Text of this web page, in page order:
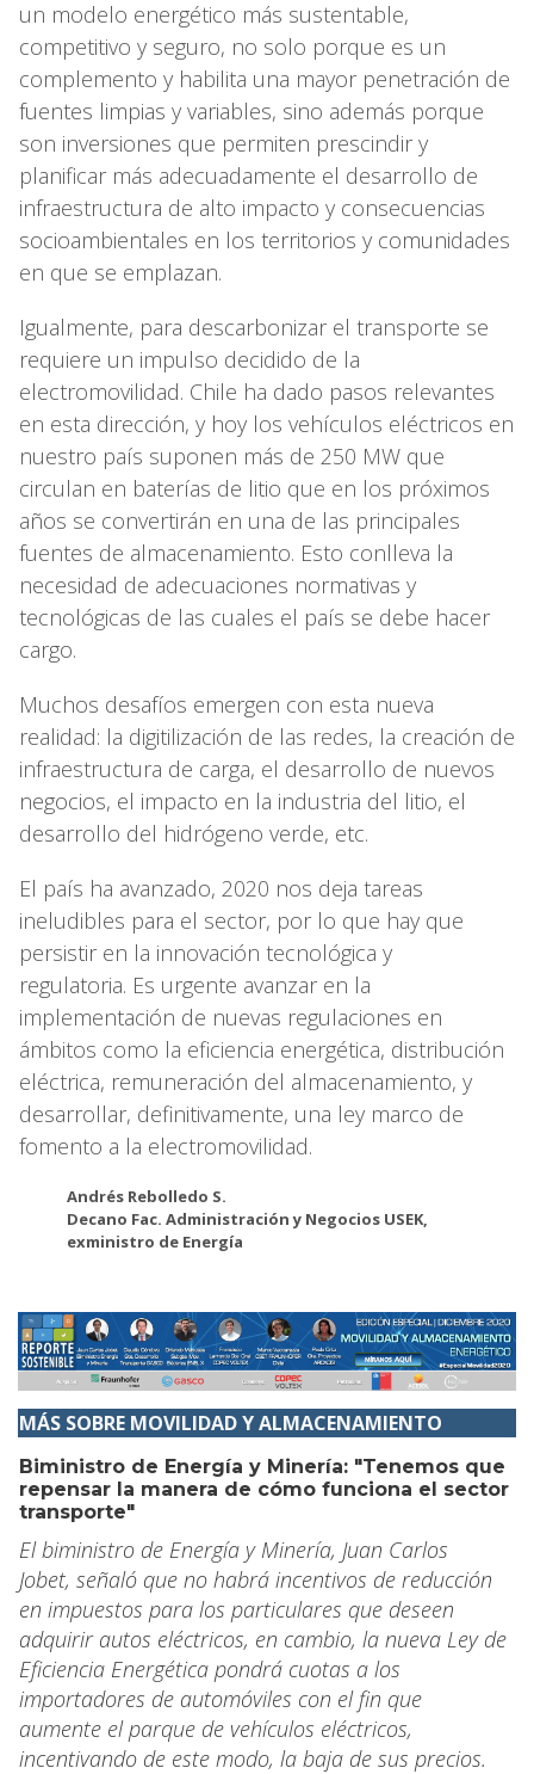
un modelo energético más sustentable,
competitivo y seguro, no solo porque es un
complemento y habilita una mayor penetración de
fuentes limpias y variables, sino además porque
son inversiones que permiten prescindir y
planificar más adecuadamente el desarrollo de
infraestructura de alto impacto y consecuencias
socioambientales en los territorios y comunidades
en que se emplazan.
Igualmente, para descarbonizar el transporte se
requiere un impulso decidido de la
electromovilidad. Chile ha dado pasos relevantes
en esta dirección, y hoy los vehículos eléctricos en
nuestro país suponen más de 250 MW que
circulan en baterías de litio que en los próximos
años se convertirán en una de las principales
fuentes de almacenamiento. Esto conlleva la
necesidad de adecuaciones normativas y
tecnológicas de las cuales el país se debe hacer
cargo.
Muchos desafíos emergen con esta nueva
realidad: la digitilización de las redes, la creación de
infraestructura de carga, el desarrollo de nuevos
negocios, el impacto en la industria del litio, el
desarrollo del hidrógeno verde, etc.
El país ha avanzado, 2020 nos deja tareas
ineludibles para el sector, por lo que hay que
persistir en la innovación tecnológica y
regulatoria. Es urgente avanzar en la
implementación de nuevas regulaciones en
ámbitos como la eficiencia energética, distribución
eléctrica, remuneración del almacenamiento, y
desarrollar, definitivamente, una ley marco de
fomento a la electromovilidad.
Andrés Rebolledo S.
Decano Fac. Administración y Negocios USEK,
exministro de Energía
MÁS SOBRE MOVILIDAD Y ALMACENAMIENTO
Biministro de Energía y Minería: "Tenemos que
repensar la manera de cómo funciona el sector
transporte"
El biministro de Energía y Minería, Juan Carlos
Jobet, señaló que no habrá incentivos de reducción
en impuestos para los particulares que deseen
adquirir autos eléctricos, en cambio, la nueva Ley de
Eficiencia Energética pondrá cuotas a los
importadores de automóviles con el fin que
aumente el parque de vehículos eléctricos,
incentivando de este modo, la baja de sus precios.